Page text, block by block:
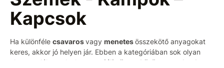
Kapcsok
Ha különféle csavarosvagy menetesösszekötő anyagokat
keres, akkor jó helyen jár. Ebben a kategóriában sok olyan
elemet talál, amelyeket
speciális összekötő anyagoknak